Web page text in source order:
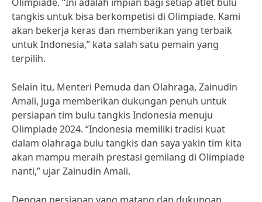
tangkis untuk bisa berkompetisi di Olimpiade. Kami
akan bekerja keras dan memberikan yang terbaik
untuk Indonesia,” kata salah satu pemain yang
terpilih.
Selain itu, Menteri Pemuda dan Olahraga, Zainudin
Amali, juga memberikan dukungan penuh untuk
persiapan tim bulu tangkis Indonesia menuju
Olimpiade 2024. “Indonesia memiliki tradisi kuat
dalam olahraga bulu tangkis dan saya yakin tim kita
akan mampu meraih prestasi gemilang di Olimpiade
nanti,” ujar Zainudin Amali.